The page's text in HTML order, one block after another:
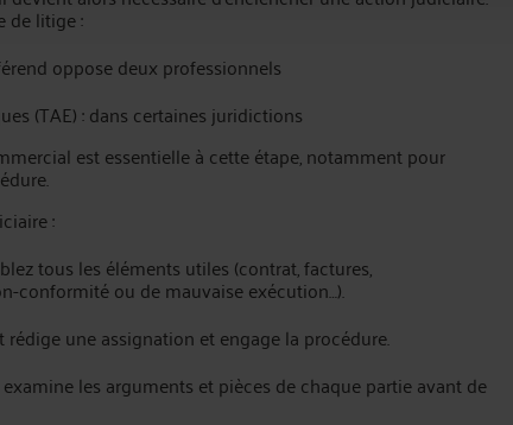
de litige :
oppose deux professionnels
(TAE) : dans certaines juridictions
est essentielle à cette étape, notamment pour
:
tous les éléments utiles (contrat, factures,
conformité ou de mauvaise exécution…).
une assignation et engage la procédure.
les arguments et pièces de chaque partie avant de